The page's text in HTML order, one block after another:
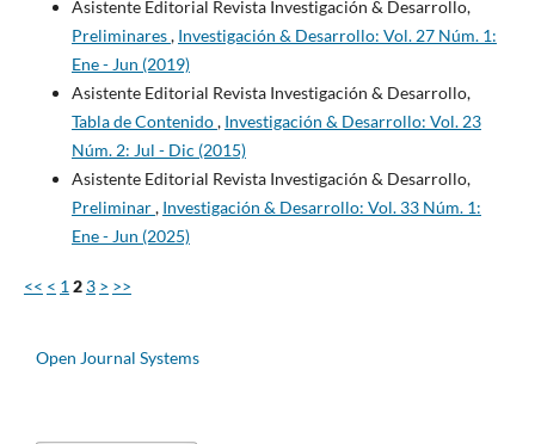
Asistente Editorial Revista Investigación & Desarrollo,
Preliminares, Investigación & Desarrollo: Vol. 27 Núm. 1:
Ene - Jun (2019)
Asistente Editorial Revista Investigación & Desarrollo,
Tabla de Contenido, Investigación & Desarrollo: Vol. 23
Núm. 2: Jul - Dic (2015)
Asistente Editorial Revista Investigación & Desarrollo,
Preliminar, Investigación & Desarrollo: Vol. 33 Núm. 1:
Ene - Jun (2025)
<< < 12 3 > >>
Open Journal Systems